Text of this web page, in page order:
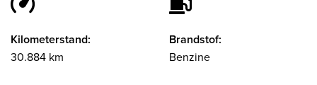
Kilometerstand:
30.884 km
Brandstof:
Benzine